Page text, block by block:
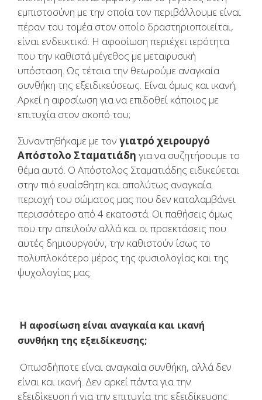
εμπιστοσύνη με την οποία τον περιβάλλουμε είναι
πέραν του τομέα στον οποίο δραστηριοποιείται,
είναι ενδεικτικό. Η αφοσίωση περιέχει ιερότητα
που την καθιστά μέγεθος με μεταφυσική
υπόσταση. Ως τέτοια την θεωρούμε αναγκαία
συνθήκη της εξειδικεύσεως. Είναι όμως και ικανή;
Αρκεί η αφοσίωση για να επιδοθεί κάποιος με
επιτυχία στον σκοπό του;
Συναντηθήκαμε με τον γιατρό χειρουργό
Απόστολο Σταματιάδη για να συζητήσουμε το
θέμα αυτό. Ο Απόστολος Σταματιάδης ειδικεύεται
στην πιό ευαίσθητη και απολύτως αναγκαία
περιοχή του σώματος μας που δεν καταλαμβάνει
περισσότερο από 4 εκατοστά. Οι παθήσεις όμως
που την απειλούν αλλά και οι προεκτάσεις που
αυτές δημιουργούν, την καθιστούν ίσως το
πολυπλοκότερο μέρος της φυσιολογίας και της
ψυχολογίας μας.
Η αφοσίωση είναι αναγκαία και ικανή
συνθήκη της εξειδίκευσης;
Οπωσδήποτε είναι αναγκαία συνθήκη, αλλά δεν
είναι και ικανή. Δεν αρκεί πάντα για την
εξειδίκευση ή για την επιτυχία της εξειδίκευσης.